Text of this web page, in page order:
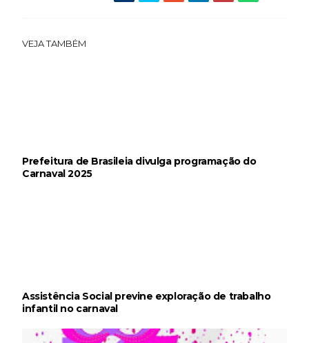
VEJA TAMBÉM
Prefeitura de Brasileia divulga programação do
Carnaval 2025
Assistência Social previne exploração de trabalho
infantil no carnaval